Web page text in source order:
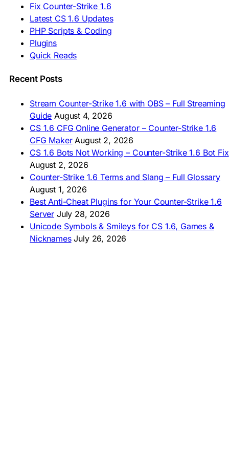
🇦🇿 CS 1.6 Yüklə
🇬🇪 CS 1.6 ჩამოტვირთვა
🇮🇳 CS 1.6 डाउनलोड
🇮🇩 Unduh CS 1.6
🇲🇾 CS 1.6 Muat Turun
🇲🇳 CS 1.6 Татах
🇵🇭 I-download CS 1.6
🇿🇦 Laai CS 1.6 af
AMERICAS
🇦🇷 Descargar CS 1.6
🇦🇷 CS 1.6 Edición Arg
🇧🇷 Baixar CS 1.6
🇵🇪 Descargar CS 1.6
Fix Counter-Strike 1.6
Latest CS 1.6 Updates
PHP Scripts & Coding
Plugins
Quick Reads
Recent Posts
Stream Counter-Strike 1.6 with OBS – Full Streaming
Guide August 4, 2026
CS 1.6 CFG Online Generator – Counter-Strike 1.6
CFG Maker August 2, 2026
CS 1.6 Bots Not Working – Counter-Strike 1.6 Bot Fix
August 2, 2026
Counter-Strike 1.6 Terms and Slang – Full Glossary
August 1, 2026
Best Anti-Cheat Plugins for Your Counter-Strike 1.6
Server July 28, 2026
Unicode Symbols & Smileys for CS 1.6, Games &
Nicknames July 26, 2026